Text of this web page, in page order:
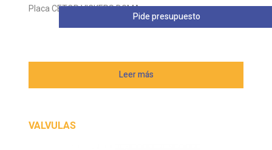
Placa CETOP VICKERS DGMA
Leer más
Pide presupuesto
VALVULAS